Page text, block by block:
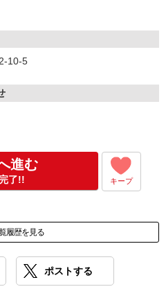
10-5
進む
了!! キープ
履歴を見る
ポストする